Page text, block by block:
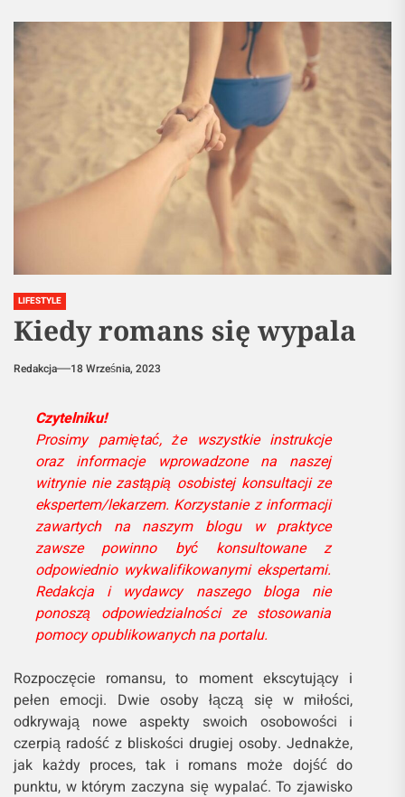
LIFESTYLE
Kiedy romans się wypala
Redakcja 18 Września, 2023
Czytelniku!
Prosimy pamiętać, że wszystkie instrukcje
oraz informacje wprowadzone na naszej
witrynie nie zastąpią osobistej konsultacji ze
ekspertem/lekarzem. Korzystanie z informacji
zawartych na naszym blogu w praktyce
zawsze powinno być konsultowane z
odpowiednio wykwalifikowanymi ekspertami.
Redakcja i wydawcy naszego bloga nie
ponoszą odpowiedzialności ze stosowania
pomocy opublikowanych na portalu.
Rozpoczęcie romansu, to moment ekscytujący i
pełen emocji. Dwie osoby łączą się w miłości,
odkrywają nowe aspekty swoich osobowości i
czerpią radość z bliskości drugiej osoby. Jednakże,
jak każdy proces, tak i romans może dojść do
punktu, w którym zaczyna się wypalać. To zjawisko